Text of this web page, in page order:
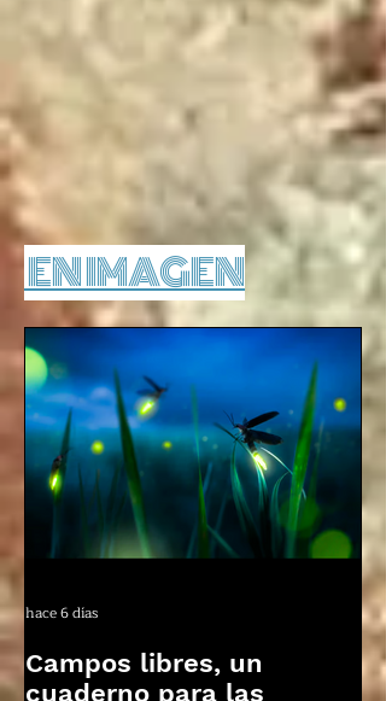
EN IMAGEN
Campos libres, un
cuaderno para las
hace 6 días